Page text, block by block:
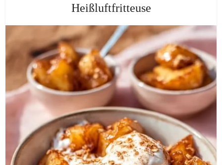
Heißluftfritteuse